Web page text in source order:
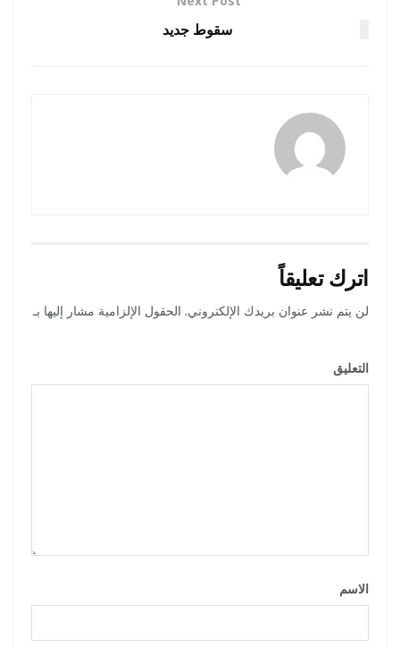
سقوط جديد
اترك تعليقاً
لن يتم نشر عنوان بريدك الإلكتروني. الحقول الإلزامية مشار إليها بـ
التعليق
الاسم